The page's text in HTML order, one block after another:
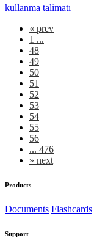
kullanma talimatı
« prev
1 ...
48
49
50
51
52
53
54
55
56
... 476
» next
Products
Documents Flashcards
Support